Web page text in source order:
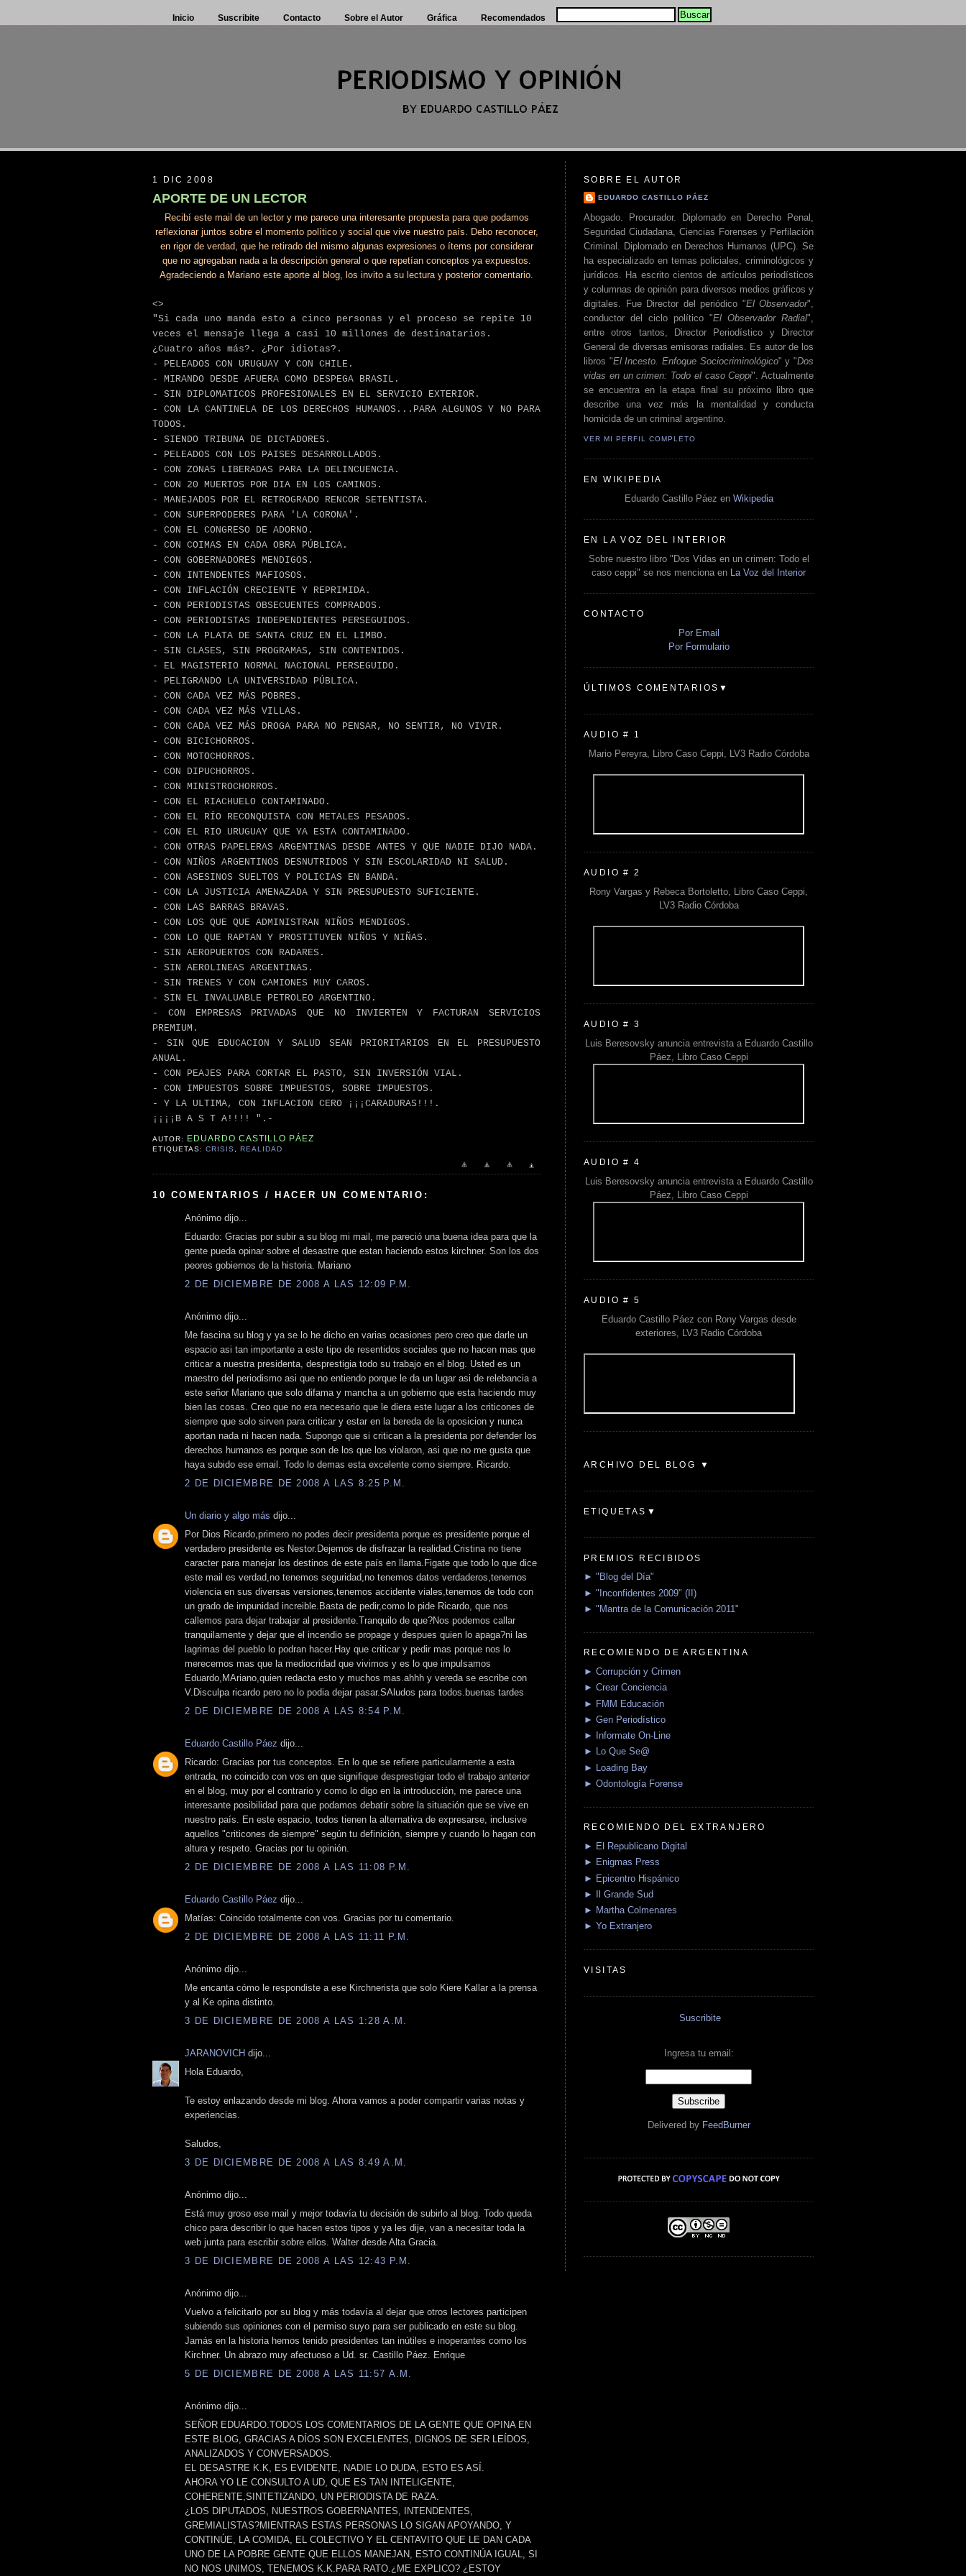
Inicio Suscribite Contacto Sobre el Autor Gráfica Recomendados
1 DIC 2008
APORTE DE UN LECTOR
Recibí este mail de un lector y me parece una interesante propuesta para que podamos
reflexionar juntos sobre el momento político y social que vive nuestro país. Debo reconocer,
en rigor de verdad, que he retirado del mismo algunas expresiones o ítems por considerar
que no agregaban nada a la descripción general o que repetían conceptos ya expuestos.
Agradeciendo a Mariano este aporte al blog, los invito a su lectura y posterior comentario.
<>
"Si cada uno manda esto a cinco personas y el proceso se repite 10
veces el mensaje llega a casi 10 millones de destinatarios.
¿Cuatro años más?. ¿Por idiotas?.
- PELEADOS CON URUGUAY Y CON CHILE.
- MIRANDO DESDE AFUERA COMO DESPEGA BRASIL.
- SIN DIPLOMATICOS PROFESIONALES EN EL SERVICIO EXTERIOR.
- CON LA CANTINELA DE LOS DERECHOS HUMANOS...PARA ALGUNOS Y NO PARA
TODOS.
- SIENDO TRIBUNA DE DICTADORES.
- PELEADOS CON LOS PAISES DESARROLLADOS.
- CON ZONAS LIBERADAS PARA LA DELINCUENCIA.
- CON 20 MUERTOS POR DIA EN LOS CAMINOS.
- MANEJADOS POR EL RETROGRADO RENCOR SETENTISTA.
- CON SUPERPODERES PARA 'LA CORONA'.
- CON EL CONGRESO DE ADORNO.
- CON COIMAS EN CADA OBRA PÚBLICA.
- CON GOBERNADORES MENDIGOS.
- CON INTENDENTES MAFIOSOS.
- CON INFLACIÓN CRECIENTE Y REPRIMIDA.
- CON PERIODISTAS OBSECUENTES COMPRADOS.
- CON PERIODISTAS INDEPENDIENTES PERSEGUIDOS.
- CON LA PLATA DE SANTA CRUZ EN EL LIMBO.
- SIN CLASES, SIN PROGRAMAS, SIN CONTENIDOS.
- EL MAGISTERIO NORMAL NACIONAL PERSEGUIDO.
- PELIGRANDO LA UNIVERSIDAD PÚBLICA.
- CON CADA VEZ MÁS POBRES.
- CON CADA VEZ MÁS VILLAS.
- CON CADA VEZ MÁS DROGA PARA NO PENSAR, NO SENTIR, NO VIVIR.
- CON BICICHORROS.
- CON MOTOCHORROS.
- CON DIPUCHORROS.
- CON MINISTROCHORROS.
- CON EL RIACHUELO CONTAMINADO.
- CON EL RÍO RECONQUISTA CON METALES PESADOS.
- CON EL RIO URUGUAY QUE YA ESTA CONTAMINADO.
- CON OTRAS PAPELERAS ARGENTINAS DESDE ANTES Y QUE NADIE DIJO NADA.
- CON NIÑOS ARGENTINOS DESNUTRIDOS Y SIN ESCOLARIDAD NI SALUD.
- CON ASESINOS SUELTOS Y POLICIAS EN BANDA.
- CON LA JUSTICIA AMENAZADA Y SIN PRESUPUESTO SUFICIENTE.
- CON LAS BARRAS BRAVAS.
- CON LOS QUE QUE ADMINISTRAN NIÑOS MENDIGOS.
- CON LO QUE RAPTAN Y PROSTITUYEN NIÑOS Y NIÑAS.
- SIN AEROPUERTOS CON RADARES.
- SIN AEROLINEAS ARGENTINAS.
- SIN TRENES Y CON CAMIONES MUY CAROS.
- SIN EL INVALUABLE PETROLEO ARGENTINO.
- CON EMPRESAS PRIVADAS QUE NO INVIERTEN Y FACTURAN SERVICIOS
PREMIUM.
- SIN QUE EDUCACION Y SALUD SEAN PRIORITARIOS EN EL PRESUPUESTO
ANUAL.
- CON PEAJES PARA CORTAR EL PASTO, SIN INVERSIÓN VIAL.
- CON IMPUESTOS SOBRE IMPUESTOS, SOBRE IMPUESTOS.
- Y LA ULTIMA, CON INFLACION CERO ¡¡¡CARADURAS!!!.
¡¡¡¡B A S T A!!!! ".-
AUTOR: EDUARDO CASTILLO PÁEZ
ETIQUETAS:CRISIS ,REALIDAD
10 COMENTARIOS / HACER UN COMENTARIO:
Anónimo dijo...
Eduardo: Gracias por subir a su blog mi mail, me pareció una buena idea para que la
gente pueda opinar sobre el desastre que estan haciendo estos kirchner. Son los dos
peores gobiernos de la historia. Mariano
2 DE DICIEMBRE DE 2008 A LAS 12:09 P.M.
Anónimo dijo...
Me fascina su blog y ya se lo he dicho en varias ocasiones pero creo que darle un
espacio asi tan importante a este tipo de resentidos sociales que no hacen mas que
criticar a nuestra presidenta, desprestigia todo su trabajo en el blog. Usted es un
maestro del periodismo asi que no entiendo porque le da un lugar asi de relebancia a
este señor Mariano que solo difama y mancha a un gobierno que esta haciendo muy
bien las cosas. Creo que no era necesario que le diera este lugar a los criticones de
siempre que solo sirven para criticar y estar en la bereda de la oposicion y nunca
aportan nada ni hacen nada. Supongo que si critican a la presidenta por defender los
derechos humanos es porque son de los que los violaron, asi que no me gusta que
haya subido ese email. Todo lo demas esta excelente como siempre. Ricardo.
2 DE DICIEMBRE DE 2008 A LAS 8:25 P.M.
Un diario y algo más dijo...
Por Dios Ricardo,primero no podes decir presidenta porque es presidente porque el
verdadero presidente es Nestor.Dejemos de disfrazar la realidad.Cristina no tiene
caracter para manejar los destinos de este país en llama.Figate que todo lo que dice
este mail es verdad,no tenemos seguridad,no tenemos datos verdaderos,tenemos
violencia en sus diversas versiones,tenemos accidente viales,tenemos de todo con
un grado de impunidad increible.Basta de pedir,como lo pide Ricardo, que nos
callemos para dejar trabajar al presidente.Tranquilo de que?Nos podemos callar
tranquilamente y dejar que el incendio se propage y despues quien lo apaga?ni las
lagrimas del pueblo lo podran hacer.Hay que criticar y pedir mas porque nos lo
merecemos mas que la mediocridad que vivimos y es lo que impulsamos
Eduardo,MAriano,quien redacta esto y muchos mas.ahhh y vereda se escribe con
V.Disculpa ricardo pero no lo podia dejar pasar.SAludos para todos.buenas tardes
2 DE DICIEMBRE DE 2008 A LAS 8:54 P.M.
Eduardo Castillo Páez dijo...
Ricardo: Gracias por tus conceptos. En lo que se refiere particularmente a esta
entrada, no coincido con vos en que signifique desprestigiar todo el trabajo anterior
en el blog, muy por el contrario y como lo digo en la introducción, me parece una
interesante posibilidad para que podamos debatir sobre la situación que se vive en
nuestro país. En este espacio, todos tienen la alternativa de expresarse, inclusive
aquellos "criticones de siempre" según tu definición, siempre y cuando lo hagan con
altura y respeto. Gracias por tu opinión.
2 DE DICIEMBRE DE 2008 A LAS 11:08 P.M.
Eduardo Castillo Páez dijo...
Matías: Coincido totalmente con vos. Gracias por tu comentario.
2 DE DICIEMBRE DE 2008 A LAS 11:11 P.M.
Anónimo dijo...
Me encanta cómo le respondiste a ese Kirchnerista que solo Kiere Kallar a la prensa
y al Ke opina distinto.
3 DE DICIEMBRE DE 2008 A LAS 1:28 A.M.
JARANOVICH dijo...
Hola Eduardo,
Te estoy enlazando desde mi blog. Ahora vamos a poder compartir varias notas y
experiencias.
Saludos,
3 DE DICIEMBRE DE 2008 A LAS 8:49 A.M.
Anónimo dijo...
Está muy groso ese mail y mejor todavía tu decisión de subirlo al blog. Todo queda
chico para describir lo que hacen estos tipos y ya les dije, van a necesitar toda la
web junta para escribir sobre ellos. Walter desde Alta Gracia.
3 DE DICIEMBRE DE 2008 A LAS 12:43 P.M.
Anónimo dijo...
Vuelvo a felicitarlo por su blog y más todavía al dejar que otros lectores participen
subiendo sus opiniones con el permiso suyo para ser publicado en este su blog.
Jamás en la historia hemos tenido presidentes tan inútiles e inoperantes como los
Kirchner. Un abrazo muy afectuoso a Ud. sr. Castillo Páez. Enrique
5 DE DICIEMBRE DE 2008 A LAS 11:57 A.M.
Anónimo dijo...
SEÑOR EDUARDO.TODOS LOS COMENTARIOS DE LA GENTE QUE OPINA EN
ESTE BLOG, GRACIAS A DÍOS SON EXCELENTES, DIGNOS DE SER LEÍDOS,
ANALIZADOS Y CONVERSADOS.
EL DESASTRE K.K, ES EVIDENTE, NADIE LO DUDA, ESTO ES ASÍ.
AHORA YO LE CONSULTO A UD, QUE ES TAN INTELIGENTE,
COHERENTE,SINTETIZANDO, UN PERIODISTA DE RAZA.
¿LOS DIPUTADOS, NUESTROS GOBERNANTES, INTENDENTES,
GREMIALISTAS?MIENTRAS ESTAS PERSONAS LO SIGAN APOYANDO, Y
CONTINÚE, LA COMIDA, EL COLECTIVO Y EL CENTAVITO QUE LE DAN CADA
UNO DE LA POBRE GENTE QUE ELLOS MANEJAN, ESTO CONTINÚA IGUAL, SI
NO NOS UNIMOS, TENEMOS K.K.PARA RATO.¿ME EXPLICO? ¿ESTOY
SOBRE EL AUTOR
EDUARDO CASTILLO PÁEZ
Abogado. Procurador. Diplomado en Derecho Penal,
Seguridad Ciudadana, Ciencias Forenses y Perfilación
Criminal. Diplomado en Derechos Humanos (UPC). Se
ha especializado en temas policiales, criminológicos y
jurídicos. Ha escrito cientos de artículos periodísticos
y columnas de opinión para diversos medios gráficos y
digitales. Fue Director del periódico "El Observador",
conductor del ciclo político "El Observador Radial",
entre otros tantos, Director Periodístico y Director
General de diversas emisoras radiales. Es autor de los
libros "El Incesto. Enfoque Sociocriminológico" y "Dos
vidas en un crimen: Todo el caso Ceppi". Actualmente
se encuentra en la etapa final su próximo libro que
describe una vez más la mentalidad y conducta
homicida de un criminal argentino.
VER MI PERFIL COMPLETO
EN WIKIPEDIA
Eduardo Castillo Páez en Wikipedia
EN LA VOZ DEL INTERIOR
Sobre nuestro libro "Dos Vidas en un crimen: Todo el
caso ceppi" se nos menciona en
La Voz del Interior
CONTACTO
Por Email
Por Formulario
ÚLTIMOS COMENTARIOS▼
AUDIO # 1
Mario Pereyra, Libro Caso Ceppi, LV3 Radio Córdoba
AUDIO # 2
Rony Vargas y Rebeca Bortoletto, Libro Caso Ceppi,
LV3 Radio Córdoba
AUDIO # 3
Luis Beresovsky anuncia entrevista a Eduardo Castillo
Páez, Libro Caso Ceppi
AUDIO # 4
Luis Beresovsky anuncia entrevista a Eduardo Castillo
Páez, Libro Caso Ceppi
AUDIO # 5
Eduardo Castillo Páez con Rony Vargas desde
exteriores, LV3 Radio Córdoba
ARCHIVO DEL BLOG ▼
ETIQUETAS▼
PREMIOS RECIBIDOS
► "Blog del Día"
► "Inconfidentes 2009" (II)
► "Mantra de la Comunicación 2011"
RECOMIENDO DE ARGENTINA
► Corrupción y Crimen
► Crear Conciencia
► FMM Educación
► Gen Periodístico
► Informate On-Line
► Lo Que Se@
► Loading Bay
► Odontología Forense
RECOMIENDO DEL EXTRANJERO
► El Republicano Digital
► Enigmas Press
► Epicentro Hispánico
► Il Grande Sud
► Martha Colmenares
► Yo Extranjero
VISITAS
Suscribite
Ingresa tu email:
Delivered by FeedBurner